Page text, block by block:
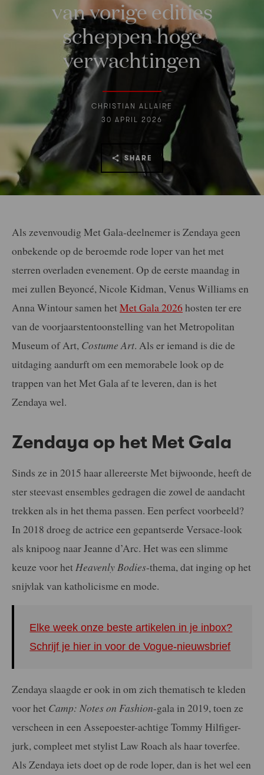
van vorige edities
scheppen hoge
verwachtingen
CHRISTIAN ALLAIRE
30 APRIL 2026
SHARE
Als zevenvoudig Met Gala-deelnemer is Zendaya geen
onbekende op de beroemde rode loper van het met
sterren overladen evenement. Op de eerste maandag in
mei zullen Beyoncé, Nicole Kidman, Venus Williams en
Anna Wintour samen hetMet Gala 2026hosten ter ere
van de voorjaarstentoonstelling van het Metropolitan
Museum of Art, Costume Art. Als er iemand is die de
uitdaging aandurft om een memorabele look op de
trappen van het Met Gala af te leveren, dan is het
Zendaya wel.
Zendaya op het Met Gala
Sinds ze in 2015 haar allereerste Met bijwoonde, heeft de
ster steevast ensembles gedragen die zowel de aandacht
trekken als in het thema passen. Een perfect voorbeeld?
In 2018 droeg de actrice een gepantserde Versace-look
als knipoog naar Jeanne d’Arc. Het was een slimme
keuze voor het Heavenly Bodies-thema, dat inging op het
snijvlak van katholicisme en mode.
Elke week onze beste artikelen in je inbox?
Schrijf je hier in voor de Vogue-nieuwsbrief
Zendaya slaagde er ook in om zich thematisch te kleden
voor het Camp: Notes on Fashion-gala in 2019, toen ze
verscheen in een Assepoester-achtige Tommy Hilfiger-
jurk, compleet met stylist Law Roach als haar toverfee.
Als Zendaya iets doet op de rode loper, dan is het wel een